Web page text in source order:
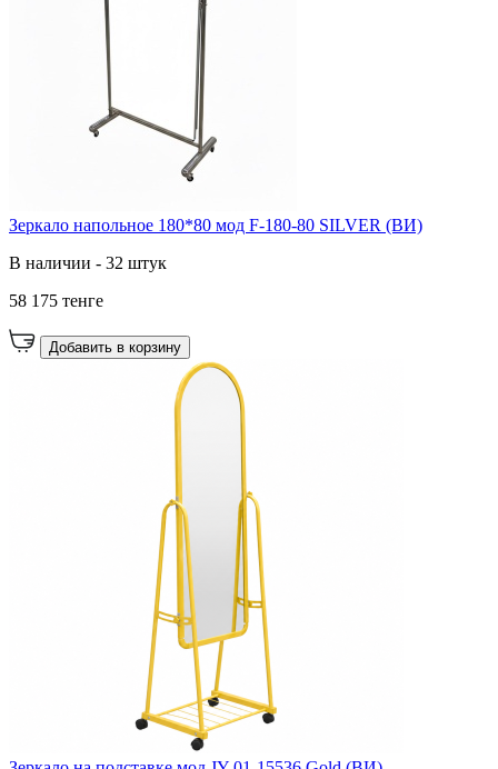
Зеркало напольное 180*80 мод F-180-80 SILVER (ВИ)
В наличии - 32 штук
58 175 тенге
Добавить в корзину